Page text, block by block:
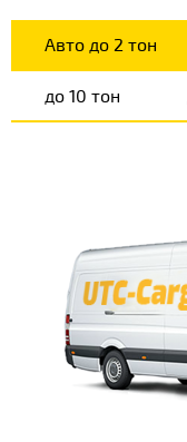
Авто до 2 тон
до 10 тон